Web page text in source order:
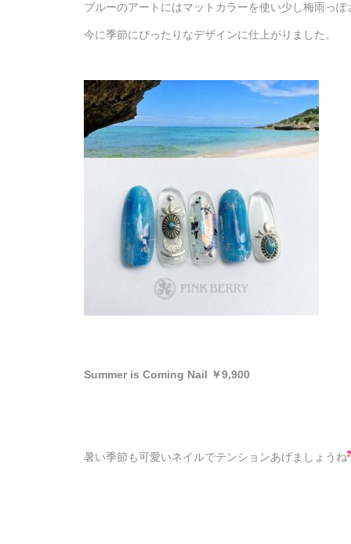
ブルーのアートにはマットカラーを使い少し梅雨っぽ
今に季節にぴったりなデザインに仕上がりました。
Summer is Coming Nail ￥9,900
暑い季節も可愛いネイルでテンションあげましょうね